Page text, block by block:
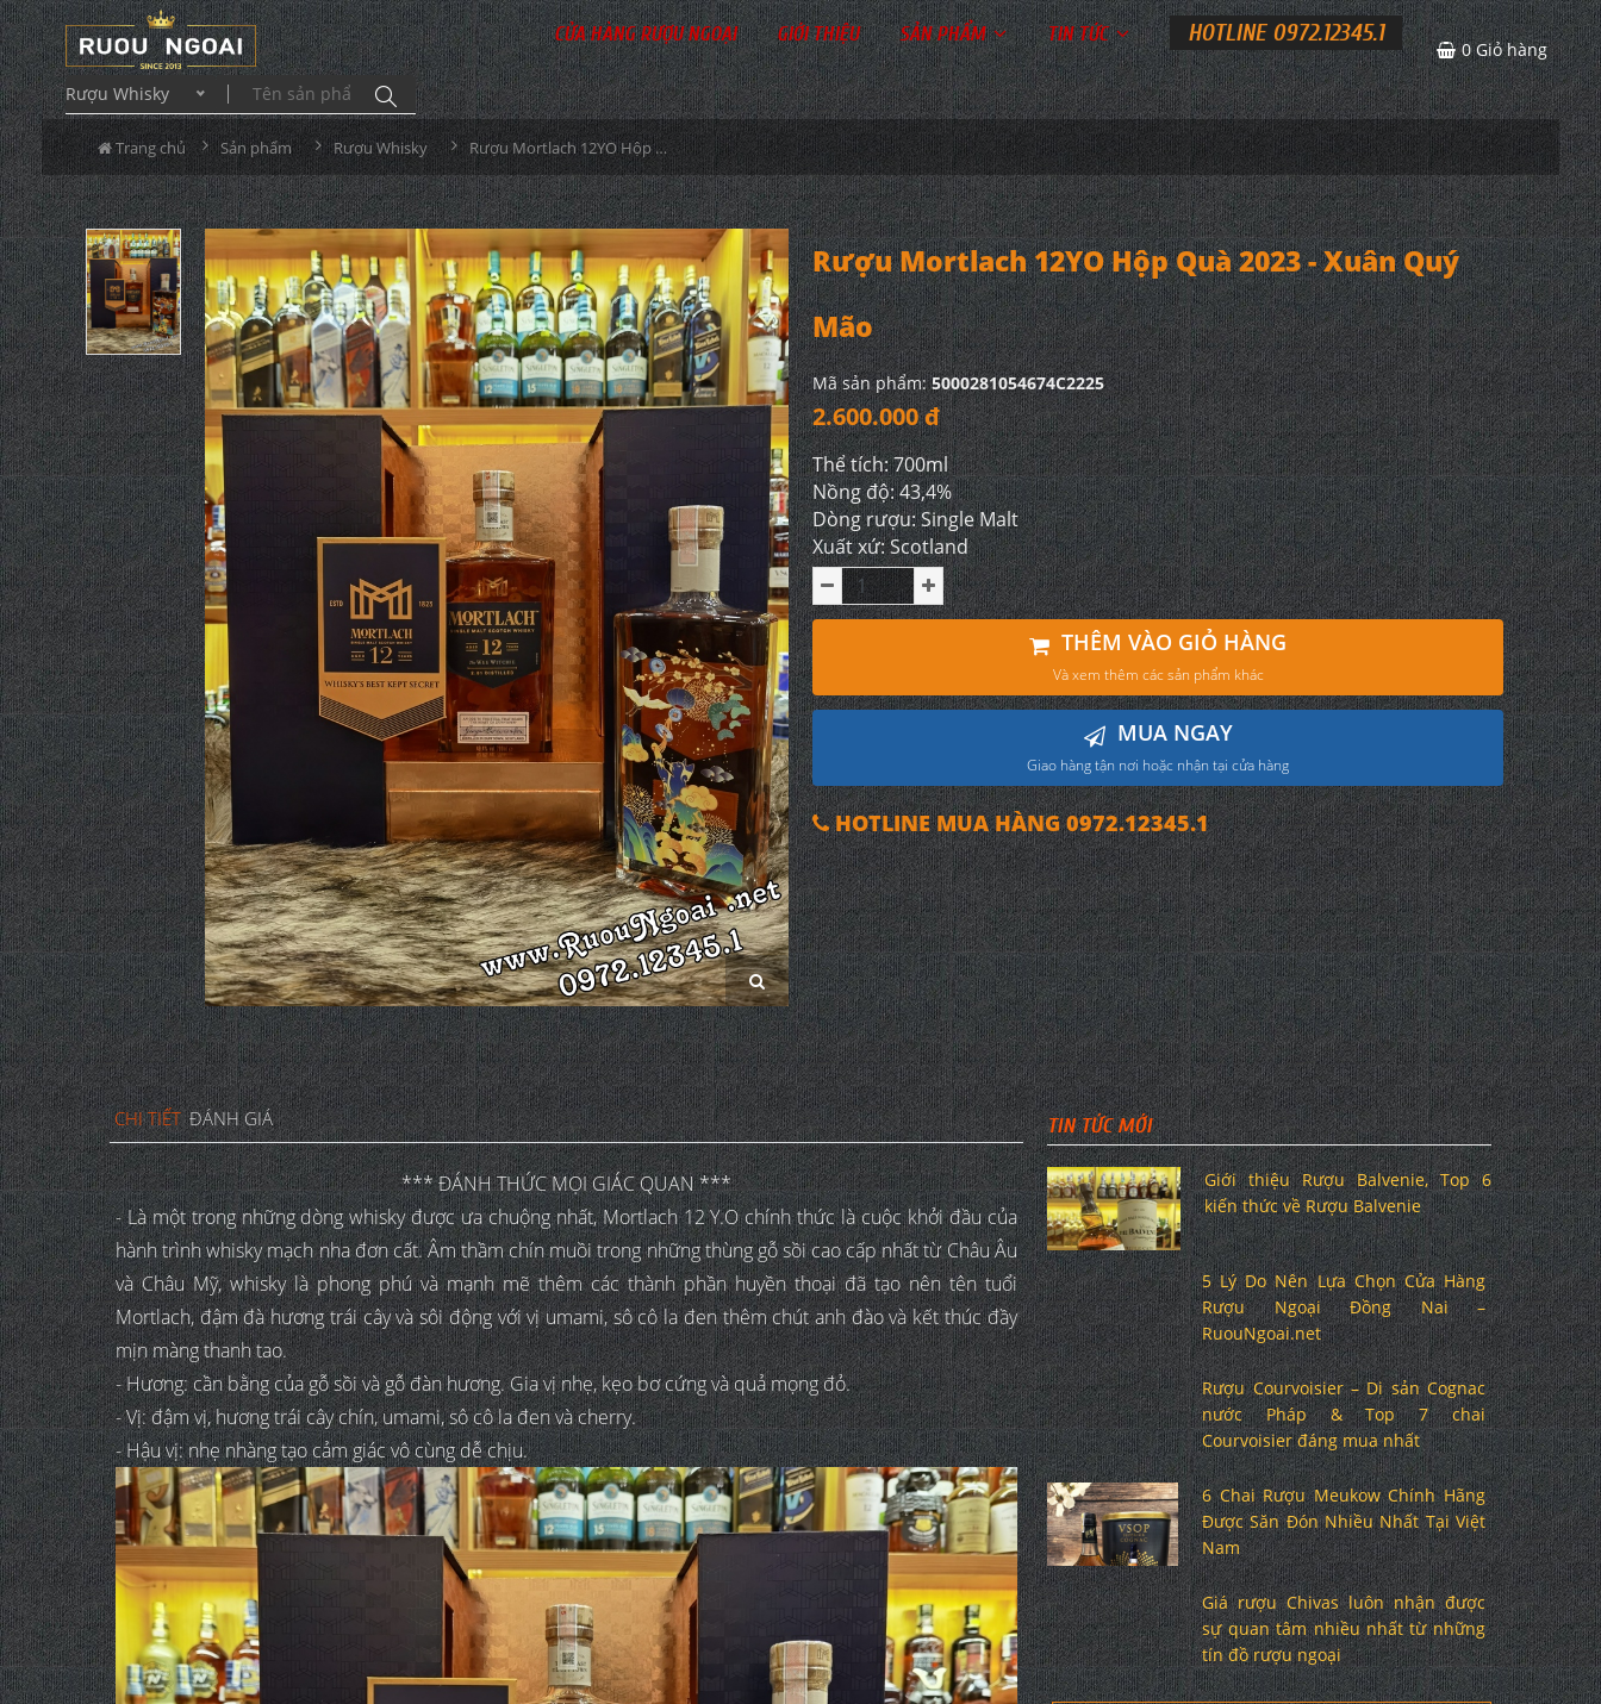
Rượu Whisky
CỬA HÀNG RƯỢU NGOẠI GIỚI THIỆU SẢN PHẨM TIN TỨC HOTLINE 0972.12345.1
0 Giỏ hàng
Trang chủ Sản phẩm Rượu Whisky Rượu Mortlach 12YO Hộp Quà 2023 - Xuân Quý Mão
Rượu Mortlach 12YO Hộp Quà 2023 - Xuân Quý
Mão
Mã sản phẩm:5000281054674C2225
2.600.000 đ
Thể tích: 700ml
Nồng độ: 43,4%
Dòng rượu: Single Malt
Xuất xứ: Scotland
THÊM VÀO GIỎ HÀNG
Và xem thêm các sản phẩm khác
MUA NGAY
Giao hàng tận nơi hoặc nhận tại cửa hàng
HOTLINE MUA HÀNG 0972.12345.1
CHI TIẾT ĐÁNH GIÁ
*** ĐÁNH THỨC MỌI GIÁC QUAN ***
- Là một trong những dòng whisky được ưa chuộng nhất, Mortlach 12 Y.O chính thức là cuộc khởi đầu của
hành trình whisky mạch nha đơn cất. Âm thầm chín muồi trong những thùng gỗ sồi cao cấp nhất từ Châu Âu
và Châu Mỹ, whisky là phong phú và mạnh mẽ thêm các thành phần huyền thoại đã tạo nên tên tuổi
Mortlach, đậm đà hương trái cây và sôi động với vị umami, sô cô la đen thêm chút anh đào và kết thúc đầy
mịn màng thanh tao.
- Hương: cần bằng của gỗ sồi và gỗ đàn hương. Gia vị nhẹ, kẹo bơ cứng và quả mọng đỏ.
- Vị: đậm vị, hương trái cây chín, umami, sô cô la đen và cherry.
- Hậu vị: nhẹ nhàng tạo cảm giác vô cùng dễ chịu.
TIN TỨC MỚI
Giới thiệu Rượu Balvenie, Top 6
kiến thức về Rượu Balvenie
5 Lý Do Nên Lựa Chọn Cửa Hàng
Rượu Ngoại Đồng Nai –
RuouNgoai.net
Rượu Courvoisier – Di sản Cognac
nước Pháp & Top 7 chai
Courvoisier đáng mua nhất
6 Chai Rượu Meukow Chính Hãng
Được Săn Đón Nhiều Nhất Tại Việt
Nam
Giá rượu Chivas luôn nhận được
sự quan tâm nhiều nhất từ những
tín đồ rượu ngoại